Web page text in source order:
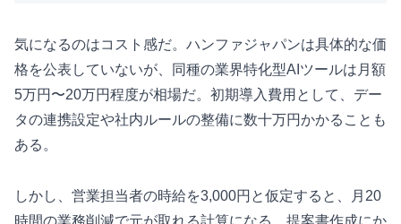
気になるのはコスト感だ。ハンファジャパンは具体的な価
格を公表していないが、同種の業界特化型AIツールは月額
5万円〜20万円程度が相場だ。初期導入費用として、デー
タの連携設定や社内ルールの整備に数十万円かかることも
ある。
しかし、営業担当者の時給を3,000円と仮定すると、月20